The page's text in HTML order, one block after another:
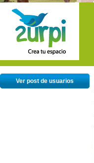
Ver post de usuarios